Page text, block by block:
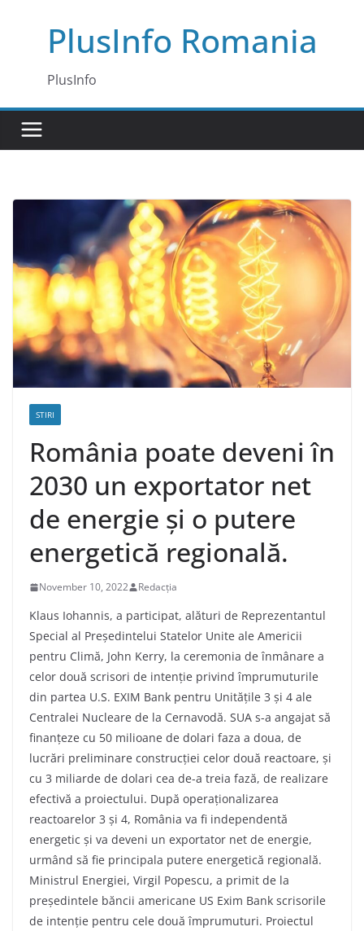
PlusInfo Romania
PlusInfo
STIRI
România poate deveni în
2030 un exportator net
de energie și o putere
energetică regională.
November 10, 2022 Redacția
Klaus Iohannis, a participat, alături de Reprezentantul
Special al Președintelui Statelor Unite ale Americii
pentru Climă, John Kerry, la ceremonia de înmânare a
celor două scrisori de intenție privind împrumuturile
din partea U.S. EXIM Bank pentru Unitățile 3 și 4 ale
Centralei Nucleare de la Cernavodă. SUA s-a angajat să
finanțeze cu 50 milioane de dolari faza a doua, de
lucrări preliminare construcției celor două reactoare, și
cu 3 miliarde de dolari cea de-a treia fază, de realizare
efectivă a proiectului. După operaționalizarea
reactoarelor 3 și 4, România va fi independentă
energetic și va deveni un exportator net de energie,
urmând să fie principala putere energetică regională.
Ministrul Energiei, Virgil Popescu, a primit de la
președintele băncii americane US Exim Bank scrisorile
de intenție pentru cele două împrumuturi. Proiectul